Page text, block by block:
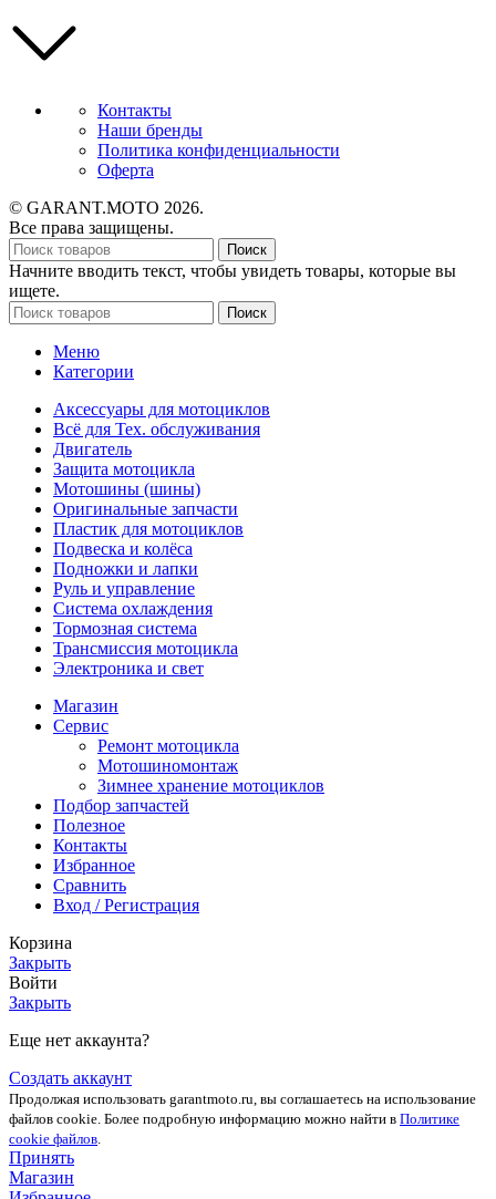
Контакты
Наши бренды
Политика конфиденциальности
Оферта
© GARANT.MOTO 2026.
Все права защищены.
Поиск
Начните вводить текст, чтобы увидеть товары, которые вы
ищете.
Поиск
Меню
Категории
Аксессуары для мотоциклов
Всё для Тех. обслуживания
Двигатель
Защита мотоцикла
Мотошины (шины)
Оригинальные запчасти
Пластик для мотоциклов
Подвеска и колёса
Подножки и лапки
Руль и управление
Система охлаждения
Тормозная система
Трансмиссия мотоцикла
Электроника и свет
Магазин
Сервис
Ремонт мотоцикла
Мотошиномонтаж
Зимнее хранение мотоциклов
Подбор запчастей
Полезное
Контакты
Избранное
Сравнить
Вход / Регистрация
Корзина
Закрыть
Войти
Закрыть
Еще нет аккаунта?
Создать аккаунт
Продолжая использовать garantmoto.ru, вы соглашаетесь на использование
файлов cookie. Более подробную информацию можно найти в Политике
cookie файлов.
Принять
Магазин